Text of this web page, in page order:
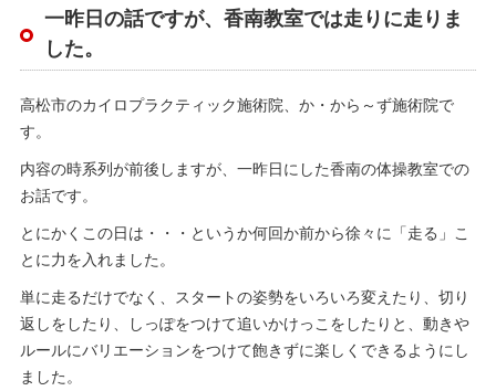
一昨日の話ですが、香南教室では走りに走りま
した。
高松市のカイロプラクティック施術院、か・から～ず施術院で
す。
内容の時系列が前後しますが、一昨日にした香南の体操教室での
お話です。
とにかくこの日は・・・というか何回か前から徐々に「走る」こ
とに力を入れました。
単に走るだけでなく、スタートの姿勢をいろいろ変えたり、切り
返しをしたり、しっぽをつけて追いかけっこをしたりと、動きや
ルールにバリエーションをつけて飽きずに楽しくできるようにし
ました。